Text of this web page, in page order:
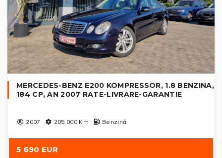
MERCEDES-BENZ E200 KOMPRESSOR, 1.8 BENZINA,
184 CP, AN 2007 RATE-LIVRARE-GARANTIE
2007 205 000Km Benzină
5 690 EUR